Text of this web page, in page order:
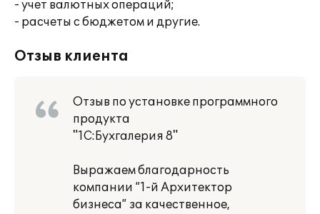
- учет валютных операций;
- расчеты с бюджетом и другие.
Отзыв клиента
Отзыв по установке программного
продукта
"1С:Бухгалерия 8"
Выражаем благодарность
компании “1-й Архитектор
бизнеса” за качественное,